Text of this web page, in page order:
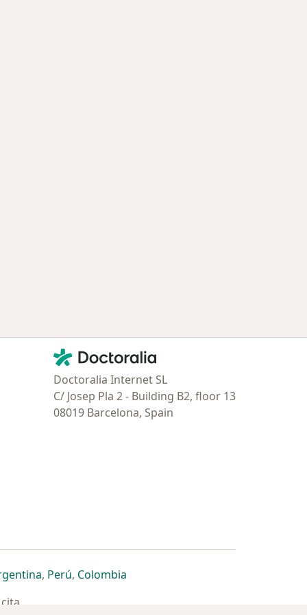
Contacto
Doctoralia - Página de inicio
Doctoralia Internet SL
C/ Josep Pla 2 - Building B2, floor 13
08019 Barcelona, Spain
pestaña
una nueva pestaña
en una nueva pestaña
se abre en una nueva pestaña
, Perúse abre en una nueva pestaña
, Colombiase abre en una nueva pestaña